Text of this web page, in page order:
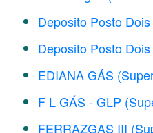
Deposito Posto
Deposito Posto
EDIANA GÁS
F L GÁS - GLP
FERRAZGAS III